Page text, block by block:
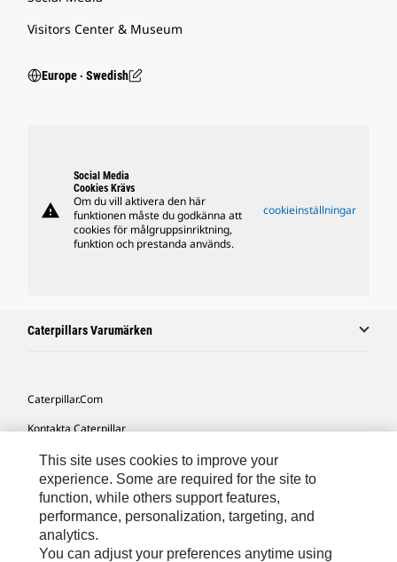
Visitors Center & Museum
Europe ‧ Swedish
warning
Social Media
Cookies Krävs
Om du vill aktivera den här
funktionen måste du godkänna att
cookies för målgruppsinriktning,
funktion och prestanda används.
cookieinställningar
Caterpillars Varumärken
Caterpillar.com
Kontakta Caterpillar
Mina Marknadsföringspreferenser
Platskarta
Cookie Settings
Juridiskt
This site uses cookies to improve your
experience. Some are required for the site to
function, while others support features,
performance, personalization, targeting, and
analytics.
You can adjust your preferences anytime using